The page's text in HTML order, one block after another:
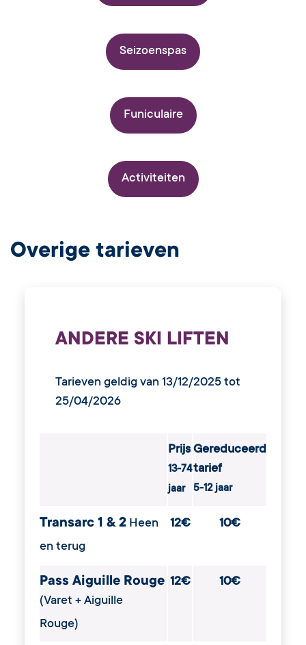
Seizoenspas
Funiculaire
Activiteiten
Overige tarieven
ANDERE SKI LIFTEN
Tarieven geldig van 13/12/2025 tot
25/04/2026
Prijs
13-74
jaar
Gereduceerd
tarief
5-12 jaar
Transarc 1 & 2 Heen
en terug
12€ 10€
Pass Aiguille Rouge
(Varet + Aiguille
Rouge)
12€ 10€